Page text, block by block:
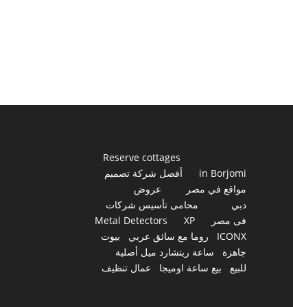
Reserve cottages
in Borjomi
أفضل شركة تصميم
مواقع في مصر
عروض
دبي
محامى تأسيس شركات
فى مصر
Metal Detectors
XP
ICONX
روما مع سائق عربي
بيوت
جاهزة
ساعة ريتشارد ميل أصلية
للبيع
بيع ساعة اوميجا عمال تنظيف